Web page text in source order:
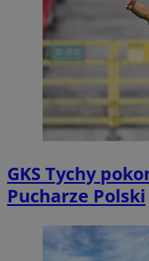
GKS Tychy
Pucharze Polski